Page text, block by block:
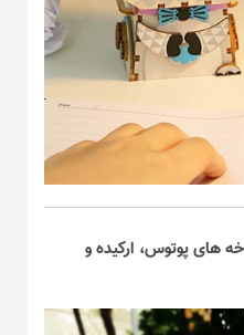
های پوتوس، ارکیده و